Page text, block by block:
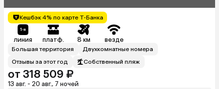
Кешбэк 4% по карте Т-Банка
линия платф. 8 км везде
Большая территория
Двухкомнатные номера
Отзывы за этот год
Собственный пляж
от 318 509 ₽
13 авг. - 20 авг., 7 ночей